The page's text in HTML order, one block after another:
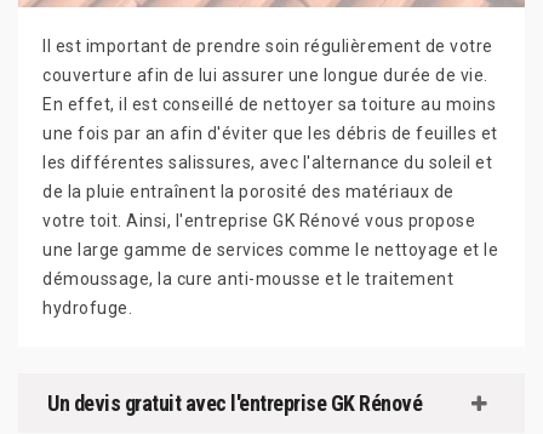
Il est important de prendre soin régulièrement de votre
couverture afin de lui assurer une longue durée de vie.
En effet, il est conseillé de nettoyer sa toiture au moins
une fois par an afin d'éviter que les débris de feuilles et
les différentes salissures, avec l'alternance du soleil et
de la pluie entraînent la porosité des matériaux de
votre toit. Ainsi, l'entreprise GK Rénové vous propose
une large gamme de services comme le nettoyage et le
démoussage, la cure anti-mousse et le traitement
hydrofuge.
Un devis gratuit avec l'entreprise GK Rénové